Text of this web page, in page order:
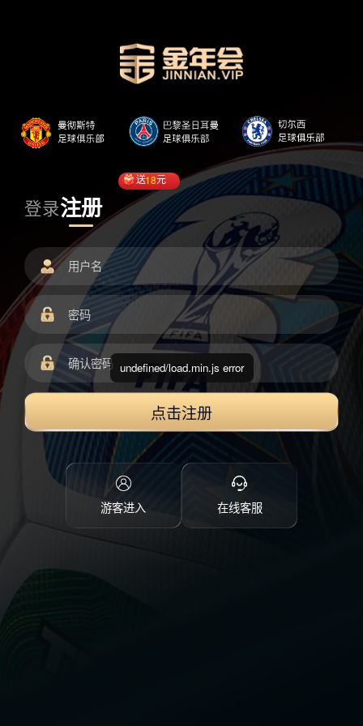
登录注册
送18元
点击注册
游客进入 在线客服
undefined/load.min.js error